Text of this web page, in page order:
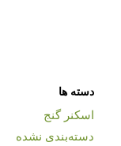
دسته ها
اسکنر گنج
دسته‌بندی نشده